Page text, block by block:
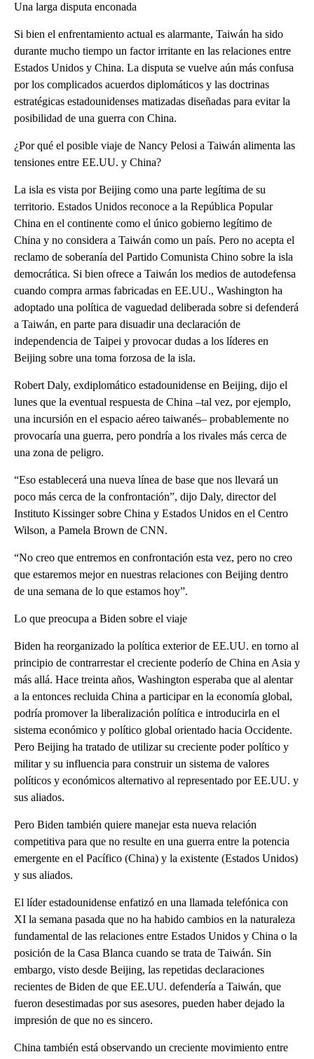
Una larga disputa enconada
Si bien el enfrentamiento actual es alarmante, Taiwán ha sido
durante mucho tiempo un factor irritante en las relaciones entre
Estados Unidos y China. La disputa se vuelve aún más confusa
por los complicados acuerdos diplomáticos y las doctrinas
estratégicas estadounidenses matizadas diseñadas para evitar la
posibilidad de una guerra con China.
¿Por qué el posible viaje de Nancy Pelosi a Taiwán alimenta las
tensiones entre EE.UU. y China?
La isla es vista por Beijing como una parte legítima de su
territorio. Estados Unidos reconoce a la República Popular
China en el continente como el único gobierno legítimo de
China y no considera a Taiwán como un país. Pero no acepta el
reclamo de soberanía del Partido Comunista Chino sobre la isla
democrática. Si bien ofrece a Taiwán los medios de autodefensa
cuando compra armas fabricadas en EE.UU., Washington ha
adoptado una política de vaguedad deliberada sobre si defenderá
a Taiwán, en parte para disuadir una declaración de
independencia de Taipei y provocar dudas a los líderes en
Beijing sobre una toma forzosa de la isla.
Robert Daly, exdiplomático estadounidense en Beijing, dijo el
lunes que la eventual respuesta de China –tal vez, por ejemplo,
una incursión en el espacio aéreo taiwanés– probablemente no
provocaría una guerra, pero pondría a los rivales más cerca de
una zona de peligro.
“Eso establecerá una nueva línea de base que nos llevará un
poco más cerca de la confrontación”, dijo Daly, director del
Instituto Kissinger sobre China y Estados Unidos en el Centro
Wilson, a Pamela Brown de CNN.
“No creo que entremos en confrontación esta vez, pero no creo
que estaremos mejor en nuestras relaciones con Beijing dentro
de una semana de lo que estamos hoy”.
Lo que preocupa a Biden sobre el viaje
Biden ha reorganizado la política exterior de EE.UU. en torno al
principio de contrarrestar el creciente poderío de China en Asia y
más allá. Hace treinta años, Washington esperaba que al alentar
a la entonces recluida China a participar en la economía global,
podría promover la liberalización política e introducirla en el
sistema económico y político global orientado hacia Occidente.
Pero Beijing ha tratado de utilizar su creciente poder político y
militar y su influencia para construir un sistema de valores
políticos y económicos alternativo al representado por EE.UU. y
sus aliados.
Pero Biden también quiere manejar esta nueva relación
competitiva para que no resulte en una guerra entre la potencia
emergente en el Pacífico (China) y la existente (Estados Unidos)
y sus aliados.
El líder estadounidense enfatizó en una llamada telefónica con
XI la semana pasada que no ha habido cambios en la naturaleza
fundamental de las relaciones entre Estados Unidos y China o la
posición de la Casa Blanca cuando se trata de Taiwán. Sin
embargo, visto desde Beijing, las repetidas declaraciones
recientes de Biden de que EE.UU. defendería a Taiwán, que
fueron desestimadas por sus asesores, pueden haber dejado la
impresión de que no es sincero.
China también está observando un creciente movimiento entre